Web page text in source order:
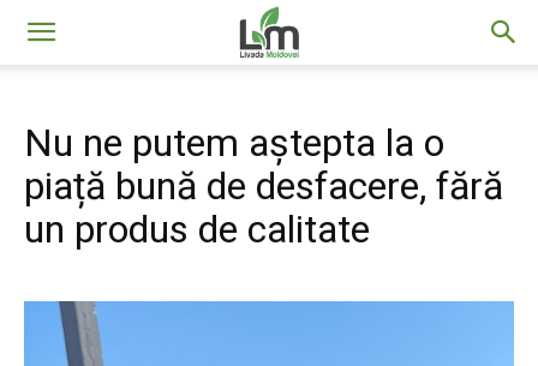
Livada
Moldovei
Nu ne putem aștepta la o
piață bună de desfacere, fără
un produs de calitate